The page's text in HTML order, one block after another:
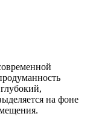
на фоне